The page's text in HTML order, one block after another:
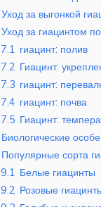
Уход за выгонкой
Уход за гиацинтом
7.1
гиацинт: полив
7.2 Гиацинт:
7.3 гиацинт:
7.4 гиацинт: почва
7.5 Гиацинт:
Биологические
Популярные сорта
9.1
Белые гиацинты
9.2 Розовые